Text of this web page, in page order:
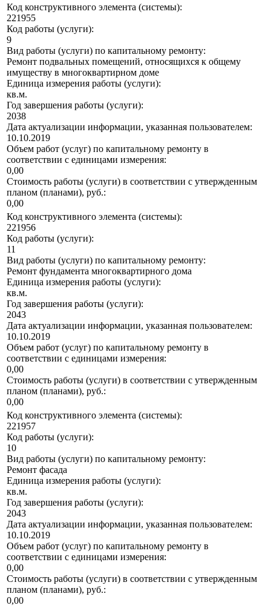
Код конструктивного элемента (системы):
221955
Код работы (услуги):
9
Вид работы (услуги) по капитальному ремонту:
Ремонт подвальных помещений, относящихся к общему
имуществу в многоквартирном доме
Единица измерения работы (услуги):
кв.м.
Год завершения работы (услуги):
2038
Дата актуализации информации, указанная пользователем:
10.10.2019
Объем работ (услуг) по капитальному ремонту в
соответствии с единицами измерения:
0,00
Стоимость работы (услуги) в соответствии с утвержденным
планом (планами), руб.:
0,00
Код конструктивного элемента (системы):
221956
Код работы (услуги):
11
Вид работы (услуги) по капитальному ремонту:
Ремонт фундамента многоквартирного дома
Единица измерения работы (услуги):
кв.м.
Год завершения работы (услуги):
2043
Дата актуализации информации, указанная пользователем:
10.10.2019
Объем работ (услуг) по капитальному ремонту в
соответствии с единицами измерения:
0,00
Стоимость работы (услуги) в соответствии с утвержденным
планом (планами), руб.:
0,00
Код конструктивного элемента (системы):
221957
Код работы (услуги):
10
Вид работы (услуги) по капитальному ремонту:
Ремонт фасада
Единица измерения работы (услуги):
кв.м.
Год завершения работы (услуги):
2043
Дата актуализации информации, указанная пользователем:
10.10.2019
Объем работ (услуг) по капитальному ремонту в
соответствии с единицами измерения:
0,00
Стоимость работы (услуги) в соответствии с утвержденным
планом (планами), руб.:
0,00